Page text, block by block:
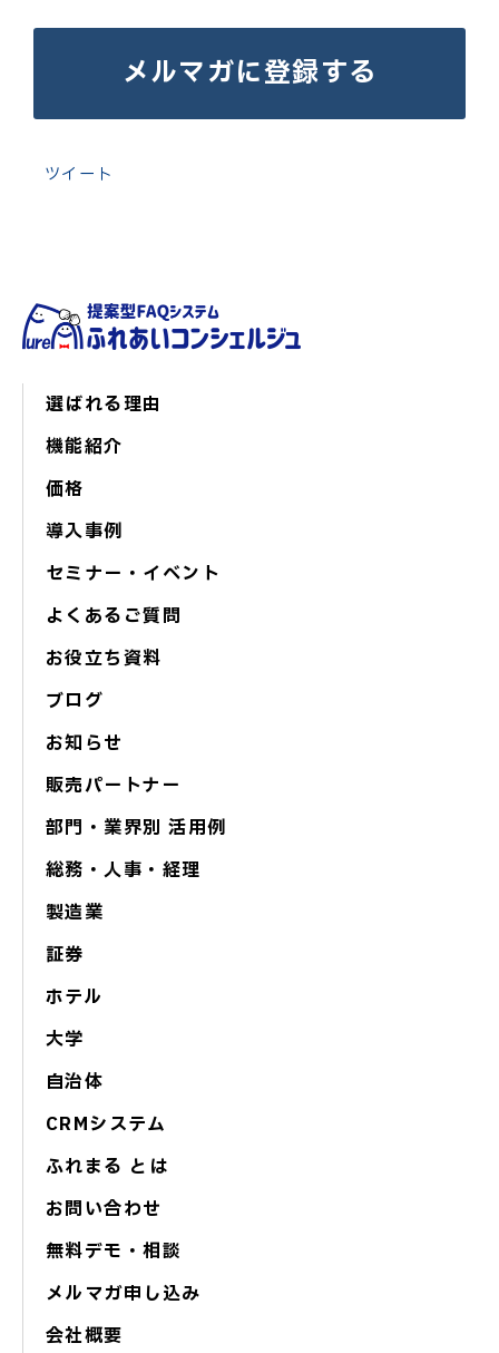
メルマガに登録する
ツイート
選ばれる理由
機能紹介
価格
導入事例
セミナー・イベント
よくあるご質問
お役立ち資料
ブログ
お知らせ
販売パートナー
部門・業界別 活用例
総務・人事・経理
製造業
証券
ホテル
大学
自治体
CRMシステム
ふれまる とは
お問い合わせ
無料デモ・相談
メルマガ申し込み
会社概要